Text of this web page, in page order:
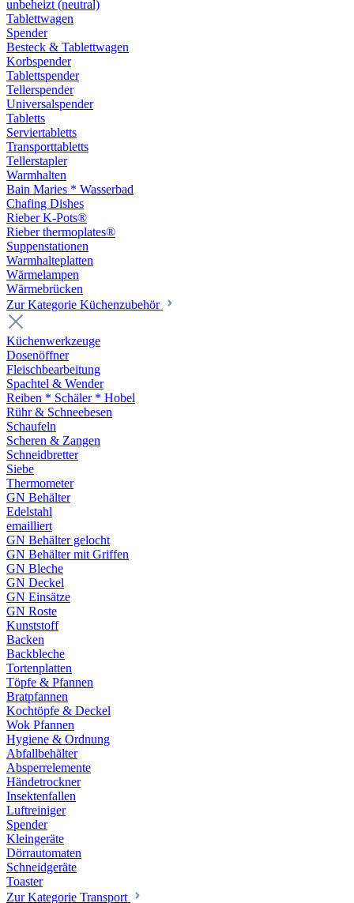
unbeheizt (neutral)
Tablettwagen
Spender
Besteck & Tablettwagen
Korbspender
Tablettspender
Tellerspender
Universalspender
Tabletts
Serviertabletts
Transporttabletts
Tellerstapler
Warmhalten
Bain Maries * Wasserbad
Chafing Dishes
Rieber K-Pots®
Rieber thermoplates®
Suppenstationen
Warmhalteplatten
Wärmelampen
Wärmebrücken
Zur Kategorie Küchenzubehör
Küchenwerkzeuge
Dosenöffner
Fleischbearbeitung
Spachtel & Wender
Reiben * Schäler * Hobel
Rühr & Schneebesen
Schaufeln
Scheren & Zangen
Schneidbretter
Siebe
Thermometer
GN Behälter
Edelstahl
emailliert
GN Behälter gelocht
GN Behälter mit Griffen
GN Bleche
GN Deckel
GN Einsätze
GN Roste
Kunststoff
Backen
Backbleche
Tortenplatten
Töpfe & Pfannen
Bratpfannen
Kochtöpfe & Deckel
Wok Pfannen
Hygiene & Ordnung
Abfallbehälter
Absperrelemente
Händetrockner
Insektenfallen
Luftreiniger
Spender
Kleingeräte
Dörrautomaten
Schneidgeräte
Toaster
Zur Kategorie Transport